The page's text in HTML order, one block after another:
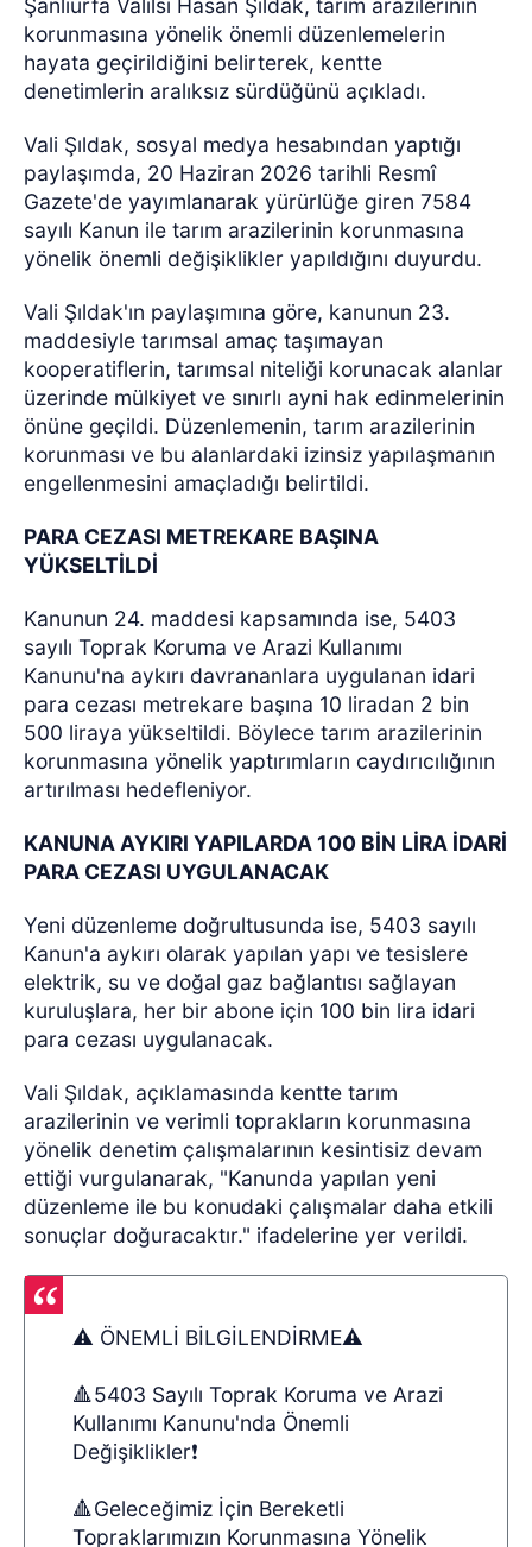
korunmasına yönelik önemli düzenlemelerin
hayata geçirildiğini belirterek, kentte
denetimlerin aralıksız sürdüğünü açıkladı.
Vali Şıldak, sosyal medya hesabından yaptığı
paylaşımda, 20 Haziran 2026 tarihli Resmî
Gazete'de yayımlanarak yürürlüğe giren 7584
sayılı Kanun ile tarım arazilerinin korunmasına
yönelik önemli değişiklikler yapıldığını duyurdu.
Vali Şıldak'ın paylaşımına göre, kanunun 23.
maddesiyle tarımsal amaç taşımayan
kooperatiflerin, tarımsal niteliği korunacak alanlar
üzerinde mülkiyet ve sınırlı ayni hak edinmelerinin
önüne geçildi. Düzenlemenin, tarım arazilerinin
korunması ve bu alanlardaki izinsiz yapılaşmanın
engellenmesini amaçladığı belirtildi.
PARA CEZASI METREKARE BAŞINA
YÜKSELTİLDİ
Kanunun 24. maddesi kapsamında ise, 5403
sayılı Toprak Koruma ve Arazi Kullanımı
Kanunu'na aykırı davrananlara uygulanan idari
para cezası metrekare başına 10 liradan 2 bin
500 liraya yükseltildi. Böylece tarım arazilerinin
korunmasına yönelik yaptırımların caydırıcılığının
artırılması hedefleniyor.
KANUNA AYKIRI YAPILARDA 100 BİN LİRA İDARİ
PARA CEZASI UYGULANACAK
Yeni düzenleme doğrultusunda ise, 5403 sayılı
Kanun'a aykırı olarak yapılan yapı ve tesislere
elektrik, su ve doğal gaz bağlantısı sağlayan
kuruluşlara, her bir abone için 100 bin lira idari
para cezası uygulanacak.
Vali Şıldak, açıklamasında kentte tarım
arazilerinin ve verimli toprakların korunmasına
yönelik denetim çalışmalarının kesintisiz devam
ettiği vurgulanarak, "Kanunda yapılan yeni
düzenleme ile bu konudaki çalışmalar daha etkili
sonuçlar doğuracaktır." ifadelerine yer verildi.
⚠️ ÖNEMLİ BİLGİLENDİRME⚠️
🔺5403 Sayılı Toprak Koruma ve Arazi
Kullanımı Kanunu'nda Önemli
Değişiklikler❗️
🔺Geleceğimiz İçin Bereketli
Topraklarımızın Korunmasına Yönelik